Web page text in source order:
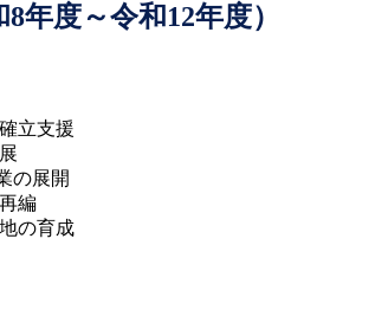
年度～令和12年度）
立支援
の展開
編
の育成